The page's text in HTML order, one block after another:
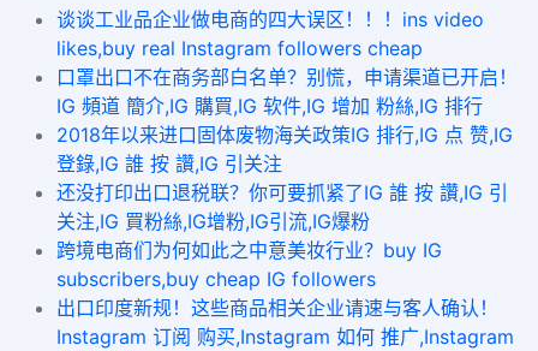
谈谈工业品企业做电商的四大误区！！！ins video
likes,buy real Instagram followers cheap
口罩出口不在商务部白名单？别慌，申请渠道已开启！
IG 頻道 簡介,IG 購買,IG 软件,IG 增加 粉絲,IG 排行
2018年以来进口固体废物海关政策IG 排行,IG 点 赞,IG
登錄,IG 誰 按 讚,IG 引关注
还没打印出口退税联？你可要抓紧了IG 誰 按 讚,IG 引
关注,IG 買粉絲,IG增粉,IG引流,IG爆粉
跨境电商们为何如此之中意美妆行业？buy IG
subscribers,buy cheap IG followers
出口印度新规！这些商品相关企业请速与客人确认！
Instagram 订阅 购买,Instagram 如何 推广,Instagram